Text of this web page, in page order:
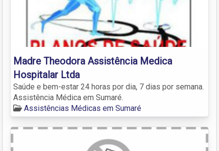
Madre Theodora Assistência Medica
Hospitalar Ltda
Saúde e bem-estar 24 horas por dia, 7 dias por semana.
Assistência Médica em Sumaré.
Assistências Médicas em Sumaré